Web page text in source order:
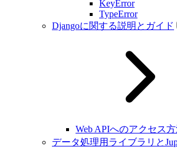
KeyError
TypeError
Djangoに関する説明とガイド
Web APIへのアクセス
データ処理用ライブラリと